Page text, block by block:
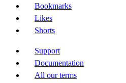
Bookmarks
Likes
Shorts
Support
Documentation
All our terms